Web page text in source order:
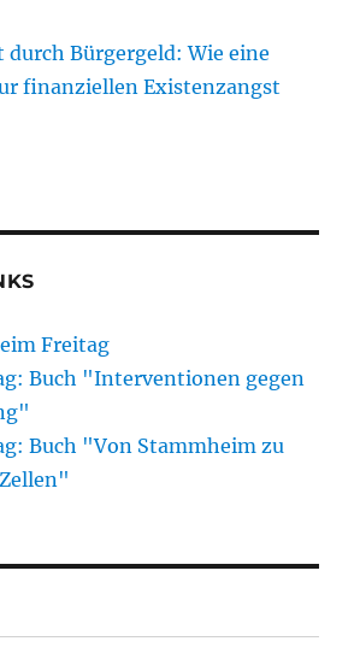
durch Bürgergeld: Wie eine
finanziellen Existenzangst
Freitag
Buch "Interventionen gegen
Buch "Von Stammheim zu